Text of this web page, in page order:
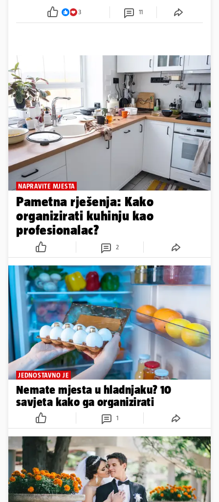
3 11
NAPRAVITE MJESTA
Pametna rješenja: Kako
organizirati kuhinju kao
profesionalac?
2
JEDNOSTAVNO JE
Nemate mjesta u hladnjaku? 10
savjeta kako ga organizirati
1